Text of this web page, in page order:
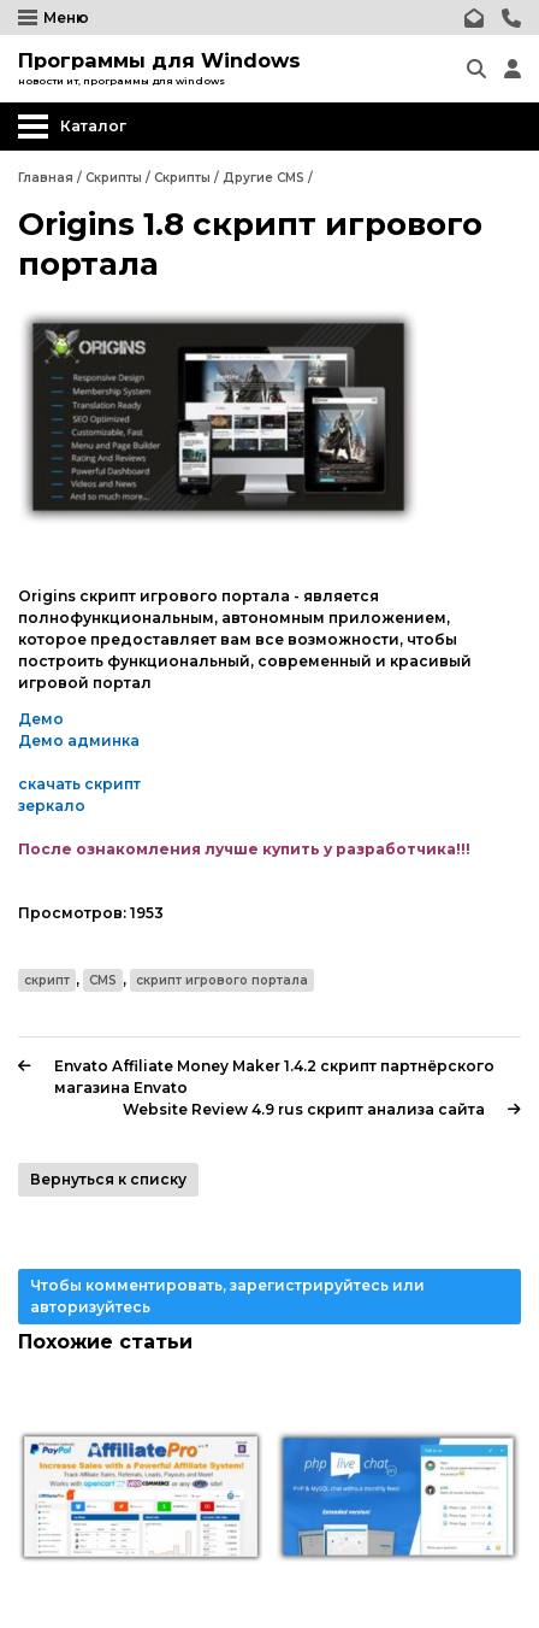
Меню
Программы для Windows
новости ит, программы для windows
Каталог
Wordpress
Joomla
phpBB форум
Другие CMS
Другие шаблоны
Главная / Скрипты / Скрипты / Другие CMS /
Origins 1.8 скрипт игрового
портала
Origins скрипт игрового портала - является
полнофункциональным, автономным приложением,
которое предоставляет вам все возможности, чтобы
построить функциональный, современный и красивый
игровой портал
Демо
Демо админка
скачать скрипт
зеркало
После ознакомления лучше купить у разработчика!!!
Просмотров: 1953
скрипт , CMS , скрипт игрового портала
Envato Affiliate Money Maker 1.4.2 скрипт партнёрского
магазина Envato
Website Review 4.9 rus скрипт анализа сайта
Вернуться к списку
Чтобы комментировать, зарегистрируйтесь или
авторизуйтесь
Похожие статьи
Wordpress
Другие CMS
Web-Мастеру
Другие шаблоны